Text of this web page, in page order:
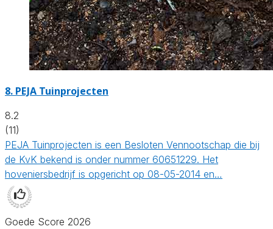
8. PEJA Tuinprojecten
8.2
(11)
PEJA Tuinprojecten is een Besloten Vennootschap die bij
de KvK bekend is onder nummer 60651229. Het
hoveniersbedrijf is opgericht op 08-05-2014 en…
Goede Score 2026